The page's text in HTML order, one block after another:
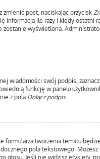
zmienić post, naciskając przycisk
ile razy i kiedy ostatni
wyświetlona.
wiadomości swój podpis,
funkcję w panelu
z pola Dołącz podpis.
tworzenia tematu
pola tekstowego.
Jeśli nie widzisz etykiety,